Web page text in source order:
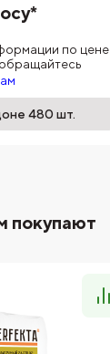
по цене
480 шт.
покупают